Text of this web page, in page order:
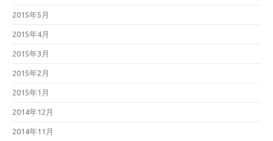
2015年5月
2015年4月
2015年3月
2015年2月
2015年1月
2014年12月
2014年11月